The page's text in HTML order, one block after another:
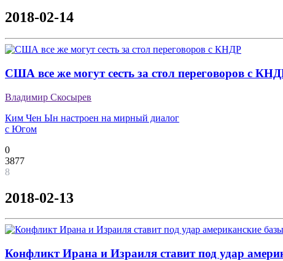
2018-02-14
США все же могут сесть за стол переговоров с
Владимир Скосырев
Ким Чен Ын настроен на мирный диалог
с Югом
0
3877
8
2018-02-13
Конфликт Ирана и Израиля ставит под удар